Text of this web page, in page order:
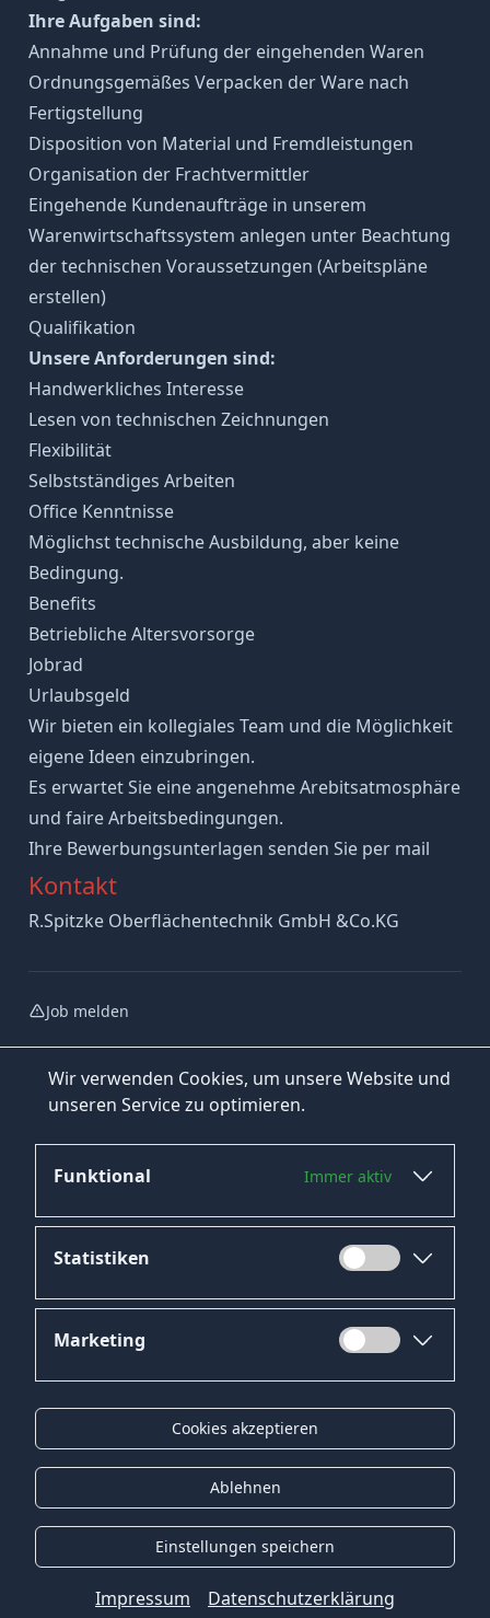
Wir verwenden Cookies, um unsere Website und
unseren Service zu optimieren.
Funktional Immer aktiv
Statistiken
Marketing
Cookies akzeptieren
Ablehnen
Einstellungen speichern
Impressum Datenschutzerklärung
Ihre Aufgaben sind:
Annahme und Prüfung der eingehenden Waren
Ordnungsgemäßes Verpacken der Ware nach
Fertigstellung
Disposition von Material und Fremdleistungen
Organisation der Frachtvermittler
Eingehende Kundenaufträge in unserem
Warenwirtschaftssystem anlegen unter Beachtung
der technischen Voraussetzungen (Arbeitspläne
erstellen)
Qualifikation
Unsere Anforderungen sind:
Handwerkliches Interesse
Lesen von technischen Zeichnungen
Flexibilität
Selbstständiges Arbeiten
Office Kenntnisse
Möglichst technische Ausbildung, aber keine
Bedingung.
Benefits
Betriebliche Altersvorsorge
Jobrad
Urlaubsgeld
Wir bieten ein kollegiales Team und die Möglichkeit
eigene Ideen einzubringen.
Es erwartet Sie eine angenehme Arebitsatmosphäre
und faire Arbeitsbedingungen.
Ihre Bewerbungsunterlagen senden Sie per mail
Kontakt
R.Spitzke Oberflächentechnik GmbH &Co.KG
Job melden
Jetzt bewerben
Datenschutz
Impressum
Kontakt
Gender-Hinweis
© 2026 Onyx Consulting GmbH